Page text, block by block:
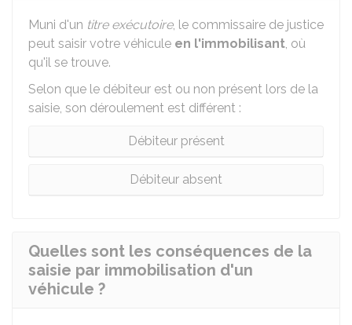
Muni d'un titre exécutoire, le commissaire de justice
peut saisir votre véhicule en l'immobilisant, où
qu'il se trouve.
Selon que le débiteur est ou non présent lors de la
saisie, son déroulement est différent :
Débiteur présent
Débiteur absent
Quelles sont les conséquences de la
saisie par immobilisation d'un
véhicule ?